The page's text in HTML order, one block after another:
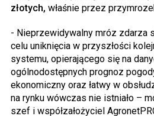
złotych, właśnie przez
- Nieprzewidywalny mróz zdarza
celu uniknięcia w przyszłości
systemu, opierającego się na
ogólnodostępnych prognoz
ekonomiczny oraz łatwy w
na rynku wówczas nie istniało –
szef i współzałożyciel